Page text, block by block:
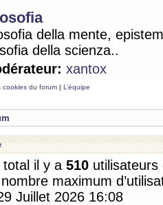
della mente,
della scienza..
xantox
cookies du forum | L’équipe
total il y a 510
maximum
Juillet 2026 16:08